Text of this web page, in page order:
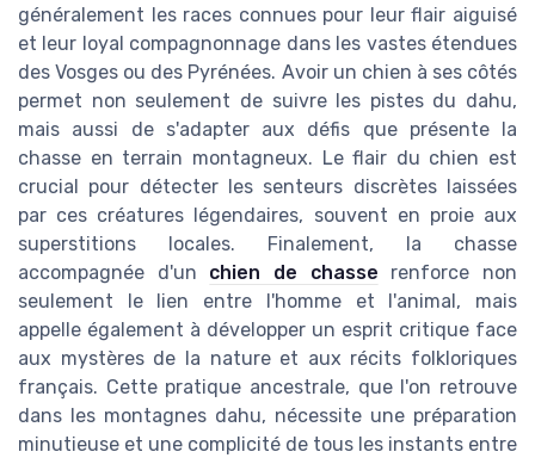
généralement les races connues pour leur flair aiguisé
et leur loyal compagnonnage dans les vastes étendues
des Vosges ou des Pyrénées. Avoir un chien à ses côtés
permet non seulement de suivre les pistes du dahu,
mais aussi de s'adapter aux défis que présente la
chasse en terrain montagneux. Le flair du chien est
crucial pour détecter les senteurs discrètes laissées
par ces créatures légendaires, souvent en proie aux
superstitions locales. Finalement, la chasse
accompagnée d'un chien de chasse renforce non
seulement le lien entre l'homme et l'animal, mais
appelle également à développer un esprit critique face
aux mystères de la nature et aux récits folkloriques
français. Cette pratique ancestrale, que l'on retrouve
dans les montagnes dahu, nécessite une préparation
minutieuse et une complicité de tous les instants entre